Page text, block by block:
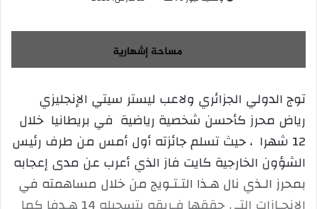
ب
ع
ع
ى
X
س
ل
ب
ي
د
ا
إ
ك
ت
توج الدولي الجزائري ولاعب ليستر سيتي الإنجليزي
رياض محرز كأحسن شخصية رياضية في بريطانيا خلال
12 شهرا ، حيث تسلم جائزته أول أمس من طرف رئيس
الشؤون الخارجية كايت فاز الذي أعرب عن مدى إعجابه
بمحرز الـذي نال هـذا التـتـويج من خلال مساهمته في